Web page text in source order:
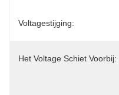
Voltagestijging:
Het Voltage Schiet Voorbij: